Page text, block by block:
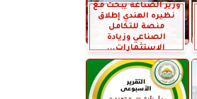
وزير الصناعة يبحث مع
نظيره الهندي إطلاق
منصة للتكامل
الصناعي وزيادة
الاستثمارات...